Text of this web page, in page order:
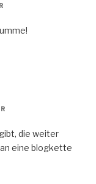
die weiter
eine blogkette